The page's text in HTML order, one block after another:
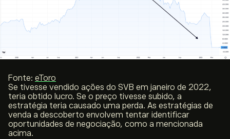
Fonte: eToro
Se tivesse vendido ações do SVB em janeiro de 2022,
teria obtido lucro. Se o preço tivesse subido, a
estratégia teria causado uma perda. As estratégias de
venda a descoberto envolvem tentar identificar
oportunidades de negociação, como a mencionada
acima.